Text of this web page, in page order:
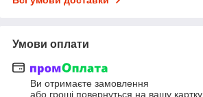
Умови оплати
Ви отримаєте замовлення
або гроші повернуться на вашу картку